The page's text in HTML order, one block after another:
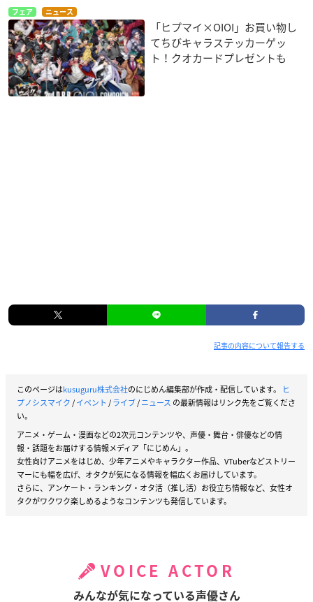
フェア ニュース
「ヒプマイ×OIOI」お買い物し
てちびキャラステッカーゲッ
ト！クオカードプレゼントも
記事の内容について報告する
このページはkusuguru株式会社のにじめん編集部が作成・配信しています。
ヒ
プノシスマイク/イベント /ライブ/ニュース の最新情報はリンク先をご覧くださ
い。
アニメ・ゲーム・漫画などの2次元コンテンツや、声優・舞台・俳優などの情
報・話題をお届けする情報メディア「にじめん」。
女性向けアニメをはじめ、少年アニメやキャラクター作品、VTuberなどストリー
マーにも幅を広げ、オタクが気になる情報を幅広くお届けしています。
さらに、アンケート・ランキング・オタ活（推し活）お役立ち情報など、女性オ
タクがワクワク楽しめるようなコンテンツも発信しています。
VOICE ACTOR
みんなが気になっている声優さん